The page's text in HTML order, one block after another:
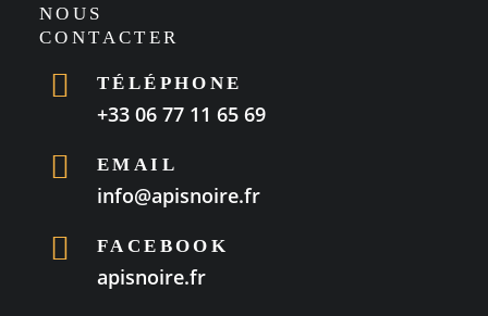
NOUS
CONTACTER
TÉLÉPHONE
+33 06 77 11 65 69
EMAIL
info@apisnoire.fr
FACEBOOK
apisnoire.fr